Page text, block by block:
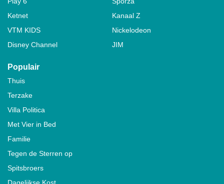
Ketnet
Kanaal Z
VTM KIDS
Nickelodeon
Disney Channel
JIM
Populair
Thuis
Terzake
Villa Politica
Met Vier in Bed
Familie
Tegen de Sterren op
Spitsbroers